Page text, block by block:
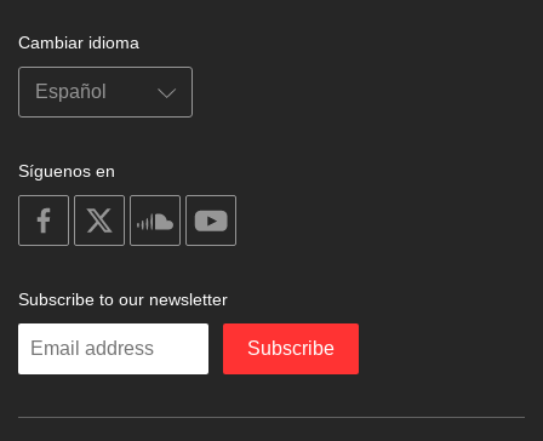
Cambiar idioma
Síguenos en
on
facebook
soundcloud
Subscribe to our newsletter
Enter
Subscribe